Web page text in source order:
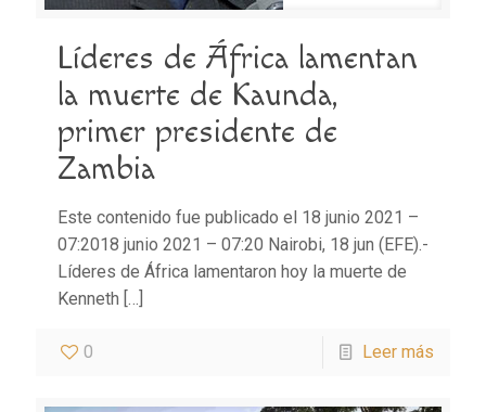
Líderes de África lamentan
la muerte de Kaunda,
primer presidente de
Zambia
Este contenido fue publicado el 18 junio 2021 –
07:2018 junio 2021 – 07:20 Nairobi, 18 jun (EFE).-
Líderes de África lamentaron hoy la muerte de
Kenneth […]
0 Leer más